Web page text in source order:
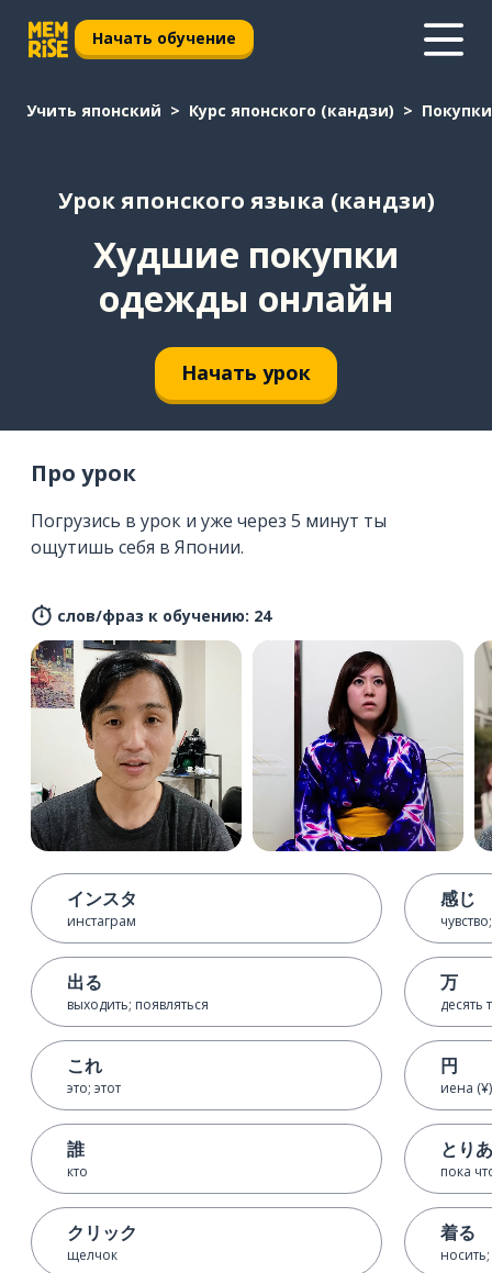
Начать обучение
Учить японский Курс японского (кандзи) Покупки
Урок японского языка (кандзи)
Худшие покупки
одежды онлайн
Начать урок
Про урок
Погрузись в урок и уже через 5 минут ты
ощутишь себя в Японии.
слов/фраз к обучению: 24
インスタ
инстаграм
出る
выходить; появляться
これ
это; этот
誰
кто
クリック
щелчок
感じ
万
десять
円
иена (¥)
とり
пока
着る